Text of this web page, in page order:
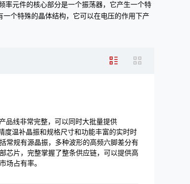
率元件的核心部分是一个振荡器，它产生一个特
个特殊的晶体结构，它可以在电压的作用下产
品线非常完整，可以同时大批量提供
度温补晶振和规格尺寸和功能丰富的实时时
常规有源晶振，多种波形的高频六脚差分有
芯片，完整掌握了整条供应链，可以提供高
场占有率。